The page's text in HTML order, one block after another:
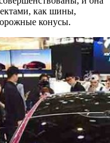
как шины,
конусы.